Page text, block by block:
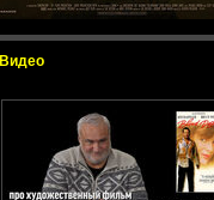
Видео